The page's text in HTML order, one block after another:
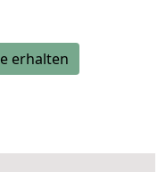
erhalten